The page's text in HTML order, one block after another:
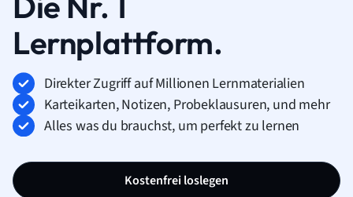
Lernplattform.
Direkter Zugriff auf Millionen Lernmaterialien
Karteikarten, Notizen, Probeklausuren, und mehr
Alles was du brauchst, um perfekt zu lernen
Kostenfrei loslegen